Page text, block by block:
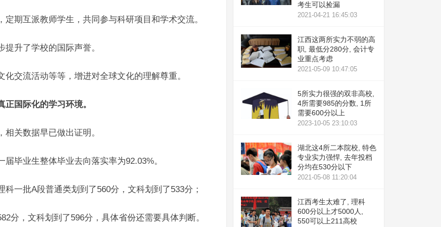
期互派教师学生，共同参与科研项目和学术交流。
升了学校的国际声誉。
交流活动等等，增进对全球文化的理解尊重。
国际化的学习环境。
关数据早已做出证明。
毕业生整体毕业去向落实率为92.03%。
一批A段普通类划到了560分，文科划到了533分；
分，文科划到了596分，具体省份还需要具体判断。
考生可以捡漏
2021-04-21 16:45:03
江西这两所实力不弱的高
职, 最低分280分, 会计专
业重点考虑
2021-05-09 10:47:05
5所实力很强的双非高校,
4所需要985的分数, 1所
需要600分以上
2023-10-05 23:10:03
湖北这4所二本院校, 特色
专业实力强悍, 去年投档
分均在530分以下
2021-05-08 11:20:04
江西考生太难了, 理科
600分以上才5000人,
550可以上211高校